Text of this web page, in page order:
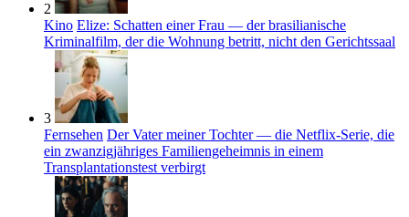
2
Kino Elize: Schatten einer Frau — der brasilianische
Kriminalfilm, der die Wohnung betritt, nicht den Gerichtssaal
3
Fernsehen Der Vater meiner Tochter — die Netflix-Serie, die
ein zwanzigjähriges Familiengeheimnis in einem
Transplantationstest verbirgt